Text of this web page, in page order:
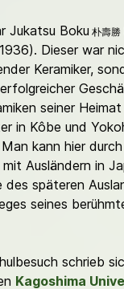
Jukatsu Boku 朴壽勝
Dieser war
Keramiker,
seiner
in Kôbe und
kann hier
Ausländern in
des späteren
seines
schrieb
Kagoshima